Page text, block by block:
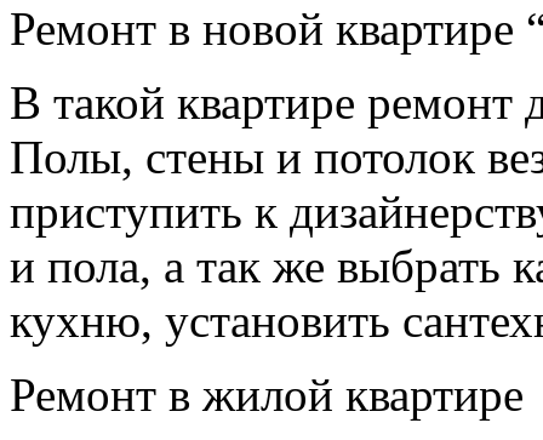
Ремонт в новой квартире
В такой квартире ремонт
Полы, стены и потолок
приступить к
и пола, а так же выбрать
кухню, установить
Ремонт в жилой квартире